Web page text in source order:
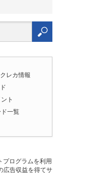
レカ情報
ト
ド一覧
プログラムを利用
広告収益を得てサ